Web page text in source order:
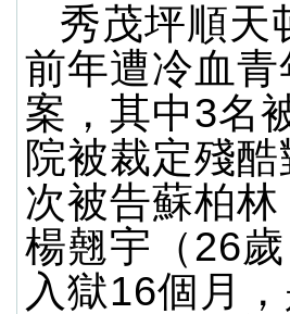
秀茂坪順天
前年遭冷血
案，其中3名
院被裁定殘
次被告蘇柏
楊翹宇（26
入獄16個月